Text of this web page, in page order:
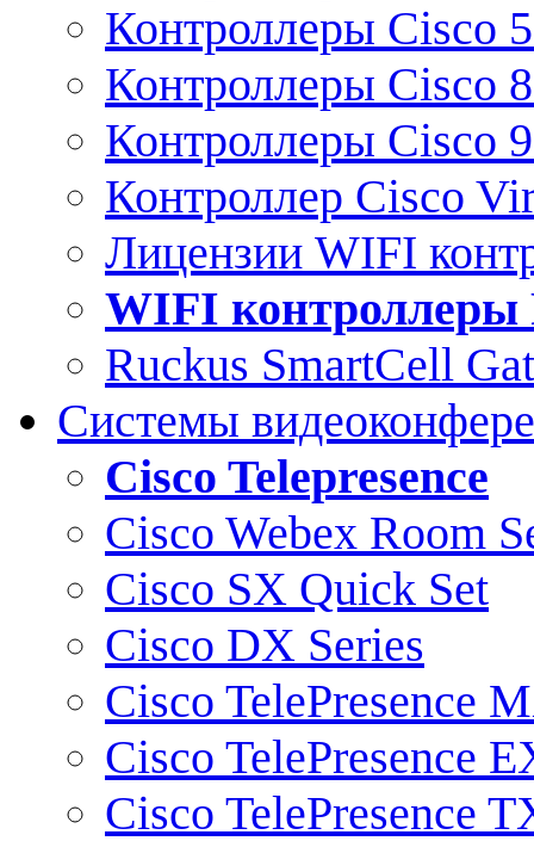
Контроллеры Cisco
Контроллеры Cisco
Контроллеры Cisco
Контроллер Cisco
Лицензии WIFI
WIFI контроллеры
Ruckus SmartCell
Системы
Cisco Telepresence
Cisco Webex Room
Cisco SX Quick Set
Cisco DX Series
Cisco TelePresence
Cisco TelePresence
Cisco TelePresence